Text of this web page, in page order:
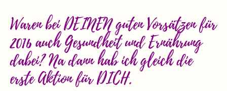
Waren bei DEINEN guten Vorsätzen für
2016 auch Gesundheit und Ernährung
dabei? Na dann hab ich gleich die
erste Aktion für DICH.